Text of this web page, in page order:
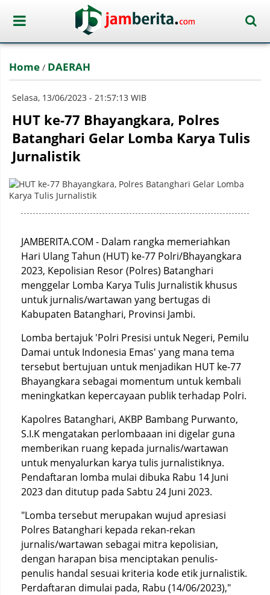
Home / DAERAH
Selasa, 13/06/2023 - 21:57:13 WIB
HUT ke-77 Bhayangkara, Polres
Batanghari Gelar Lomba Karya Tulis
Jurnalistik
JAMBERITA.COM - Dalam rangka memeriahkan
Hari Ulang Tahun (HUT) ke-77 Polri/Bhayangkara
2023, Kepolisian Resor (Polres) Batanghari
menggelar Lomba Karya Tulis Jurnalistik khusus
untuk jurnalis/wartawan yang bertugas di
Kabupaten Batanghari, Provinsi Jambi.
Lomba bertajuk 'Polri Presisi untuk Negeri, Pemilu
Damai untuk Indonesia Emas' yang mana tema
tersebut bertujuan untuk menjadikan HUT ke-77
Bhayangkara sebagai momentum untuk kembali
meningkatkan kepercayaan publik terhadap Polri.
Kapolres Batanghari, AKBP Bambang Purwanto,
S.I.K mengatakan perlombaaan ini digelar guna
memberikan ruang kepada jurnalis/wartawan
untuk menyalurkan karya tulis jurnalistiknya.
Pendaftaran lomba mulai dibuka Rabu 14 Juni
2023 dan ditutup pada Sabtu 24 Juni 2023.
"Lomba tersebut merupakan wujud apresiasi
Polres Batanghari kepada rekan-rekan
jurnalis/wartawan sebagai mitra kepolisian,
dengan harapan bisa menciptakan penulis-
penulis handal sesuai kriteria kode etik jurnalistik.
Perdaftaran dimulai pada, Rabu (14/06/2023),"